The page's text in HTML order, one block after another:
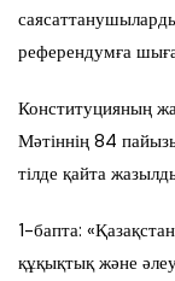
референдумға
Конституцияның
Мәтіннің 84
тілде қайта
1-бапта:
құқықтық және